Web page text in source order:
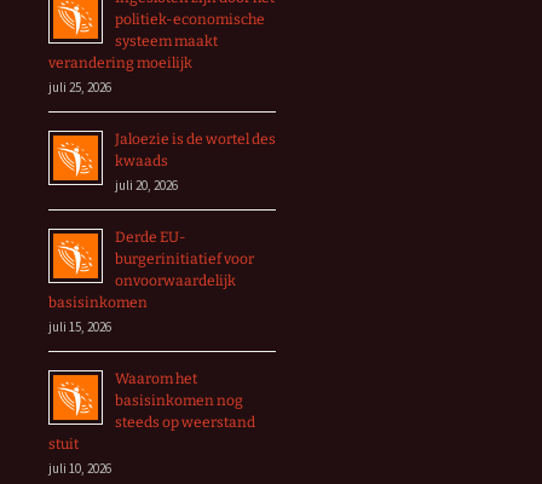
politiek-economische
systeem maakt
verandering moeilijk
juli 25, 2026
Jaloezie is de wortel des
kwaads
juli 20, 2026
Derde EU-
burgerinitiatief voor
onvoorwaardelijk
basisinkomen
juli 15, 2026
Waarom het
basisinkomen nog
steeds op weerstand
stuit
juli 10, 2026